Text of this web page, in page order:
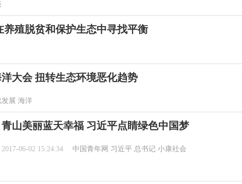
养殖脱贫和保护生态中寻找平衡
大会 扭转生态环境恶化趋势
发展 海洋
青山美丽蓝天幸福 习近平点睛绿色中国梦
2017-06-02 15:24:34 中国青年网 习近平 总书记 小康社会